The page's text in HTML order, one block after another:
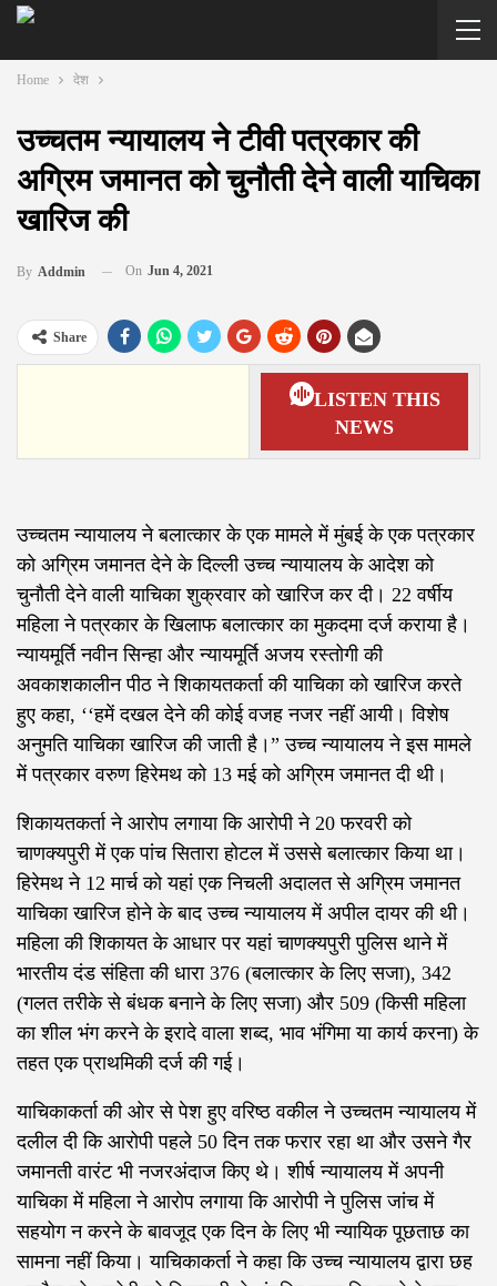
Home देश
उच्चतम न्यायालय ने टीवी पत्रकार की
अग्रिम जमानत को चुनौती देने वाली याचिका
खारिज की
By Addmin On Jun 4, 2021
Share
LISTEN THIS
NEWS
उच्चतम न्यायालय ने बलात्कार के एक मामले में मुंबई के एक पत्रकार
को अग्रिम जमानत देने के दिल्ली उच्च न्यायालय के आदेश को
चुनौती देने वाली याचिका शुक्रवार को खारिज कर दी। 22 वर्षीय
महिला ने पत्रकार के खिलाफ बलात्कार का मुकदमा दर्ज कराया है।
न्यायमूर्ति नवीन सिन्हा और न्यायमूर्ति अजय रस्तोगी की
अवकाशकालीन पीठ ने शिकायतकर्ता की याचिका को खारिज करते
हुए कहा, ‘‘हमें दखल देने की कोई वजह नजर नहीं आयी। विशेष
अनुमति याचिका खारिज की जाती है।” उच्च न्यायालय ने इस मामले
में पत्रकार वरुण हिरेमथ को 13 मई को अग्रिम जमानत दी थी।
शिकायतकर्ता ने आरोप लगाया कि आरोपी ने 20 फरवरी को
चाणक्यपुरी में एक पांच सितारा होटल में उससे बलात्कार किया था।
हिरेमथ ने 12 मार्च को यहां एक निचली अदालत से अग्रिम जमानत
याचिका खारिज होने के बाद उच्च न्यायालय में अपील दायर की थी।
महिला की शिकायत के आधार पर यहां चाणक्यपुरी पुलिस थाने में
भारतीय दंड संहिता की धारा 376 (बलात्कार के लिए सजा), 342
(गलत तरीके से बंधक बनाने के लिए सजा) और 509 (किसी महिला
का शील भंग करने के इरादे वाला शब्द, भाव भंगिमा या कार्य करना) के
तहत एक प्राथमिकी दर्ज की गई।
याचिकाकर्ता की ओर से पेश हुए वरिष्ठ वकील ने उच्चतम न्यायालय में
दलील दी कि आरोपी पहले 50 दिन तक फरार रहा था और उसने गैर
जमानती वारंट भी नजरअंदाज किए थे। शीर्ष न्यायालय में अपनी
याचिका में महिला ने आरोप लगाया कि आरोपी ने पुलिस जांच में
सहयोग न करने के बावजूद एक दिन के लिए भी न्यायिक पूछताछ का
सामना नहीं किया। याचिकाकर्ता ने कहा कि उच्च न्यायालय द्वारा छह